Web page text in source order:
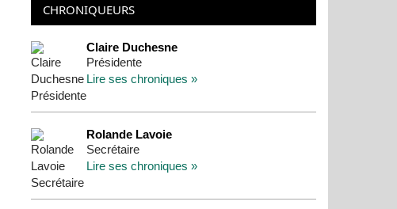
CHRONIQUEURS
Claire Duchesne
Présidente
Lire ses chroniques »
Rolande Lavoie
Secrétaire
Lire ses chroniques »